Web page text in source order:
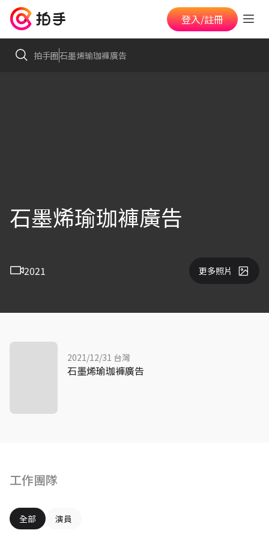
登入/註冊
拍手圈石墨烯瑜珈褲廣告
石墨烯瑜珈褲廣告
2021 更多照片
工作團隊
全部 演員
2021/12/31 台灣
石墨烯瑜珈褲廣告